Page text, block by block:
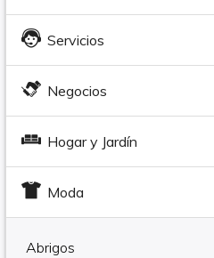
Servicios
Negocios
Hogar y Jardín
Moda
Abrigos